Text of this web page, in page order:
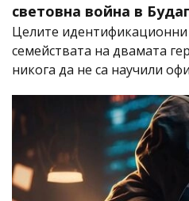
световна война в
Целите идентификационни
семействата на двамата
никога да не са научили